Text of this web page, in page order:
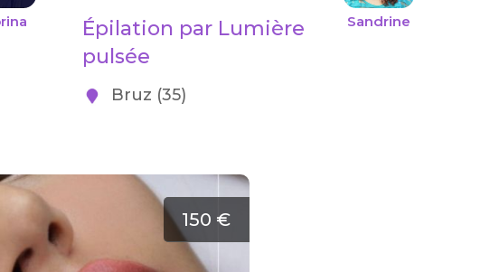
Sandrine
Épilation par Lumière
pulsée
Bruz (35)
150 €